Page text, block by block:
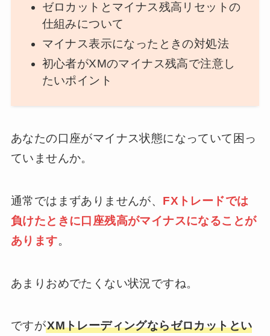
ゼロカットとマイナス残高リセットの
仕組みについて
マイナス表示になったときの対処法
初心者がXMのマイナス残高で注意し
たいポイント
あなたの口座がマイナス状態になっていて困っ
ていませんか。
通常ではまずありませんが、 FXトレードでは
負けたときに口座残高がマイナスになることが
あります。
あまりおめでたくない状況ですね。
ですがXMトレーディングならゼロカットとい